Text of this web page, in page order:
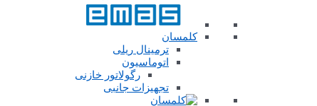
کلمسان
ترمینال ریلی
اتوماسیون
رگولاتور خازنی
تجهیزات جانبی